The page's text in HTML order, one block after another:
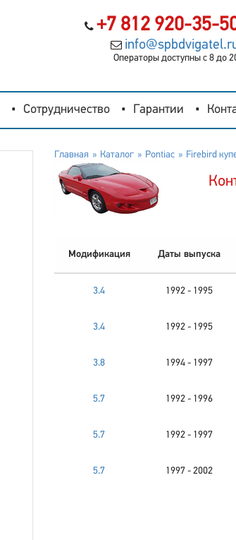
+7 812 920-35-
Операторы доступны с 8 до
Сотрудничество Гарантии
Главная Каталог Pontiac Firebird
Модификация Даты выпуска
3.4 1992 - 1995
3.4 1992 - 1995
3.8 1994 - 1997
5.7 1992 - 1996
5.7 1992 - 1997
5.7 1997 - 2002